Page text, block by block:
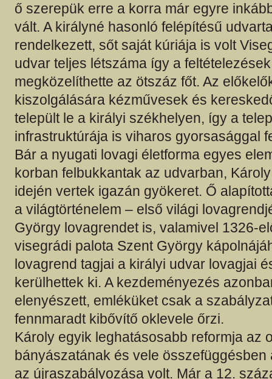
ő szerepük erre a korra már egyre
vált. A királyné hasonló felépítésű
rendelkezett, sőt saját kúriája is volt
udvar teljes létszáma így a
megközelíthette az ötszáz főt. Az
kiszolgálására kézművesek és
települt le a királyi székhelyen, így a
infrastruktúrája is viharos gyorsasággal
Bár a nyugati lovagi életforma egyes
korban felbukkantak az udvarban,
idején vertek igazán gyökeret. Ő
a világtörténelem – első világi
György lovagrendet is, valamivel 1326-
visegrádi palota Szent György
lovagrend tagjai a királyi udvar lovagjai
kerülhettek ki. A kezdeményezés
elenyészett, emléküket csak a
fennmaradt kibővítő oklevele őrzi.
Károly egyik leghatásosabb reformja az
bányászatának és vele
az újraszabályozása volt. Már a 12.